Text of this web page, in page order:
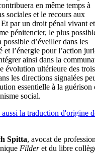
en même temps à
sociales et le recours aux
par un droit pénal vivant et
pénitencier, le plus
d’éveiller dans les
et l’énergie pour l’action
ainsi dans la
évolution ultérieure des trois
les directions signalées
essentielle à la guérison
social.
aussi la traduction d'origine
Spitta, avocat de
Filderet du libre